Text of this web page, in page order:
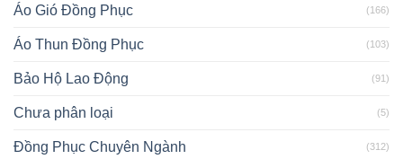
Áo Gió Đồng Phục (166)
Áo Thun Đồng Phục (103)
Bảo Hộ Lao Động (91)
Chưa phân loại (5)
Đồng Phục Chuyên Ngành (312)